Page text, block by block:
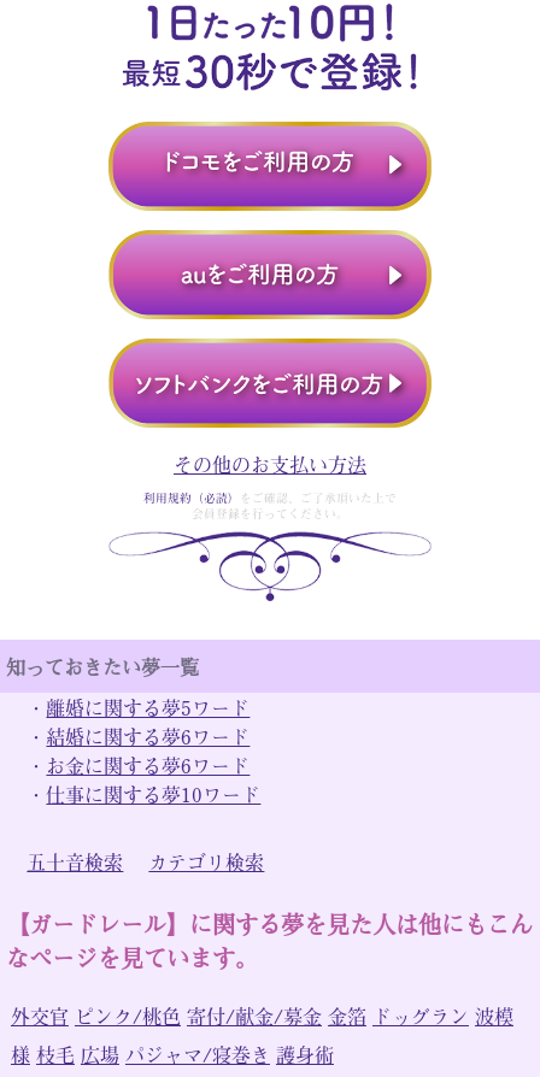
その他のお支払い方法
利用規約（必読）
をご確認、ご了承頂いた上で
会員登録を行ってください。
知っておきたい夢一覧
・ 離婚に関する夢5ワード
・ 結婚に関する夢6ワード
・ お金に関する夢6ワード
・仕事に関する夢10ワード
五十音検索 カテゴリ検索
【ガードレール】に関する夢を見た人は他にもこん
なページを見ています。
外交官 ピンク/桃色 寄付/献金/募金 金箔 ドッグラン 波模
様 枝毛 広場 パジャマ/寝巻き 護身術